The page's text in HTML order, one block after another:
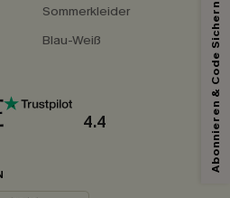
Sommerkleider
Blau-Weiß
4.4 Abonnieren & Code Sichern